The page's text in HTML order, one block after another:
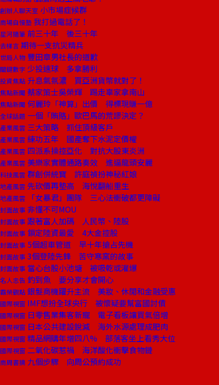
創辦人聊天室 小市場症候群
商場自慢塾 我打過電話了！
星河隨筆 前三十年 後三十年
去梯言 期待一支抗災精兵
世局人物 豐田章男社長的道歉
關鍵數字 少投速球 多拿勝利
投資焦點 升息氣氛濃 買亞洲貨幣就對了！
焦點新聞 蔡家策士吳榮輝 踢走辜家拿南山
焦點新聞 何麗玲「神算」出價 得標現賺一億
全球話題 一個「賄賂」歐巴馬的荒謬決定？
產業風雲 三大策略 抓住頂級客戶
產業風雲 練功五年 國產奪下水泥定價權
產業風雲 四派系操控亞化 對抗大股東炎洲
產業風雲 美樂家實體通路奏效 進逼龍頭安麗
科技風雲 群創併統寶 許庭禎扮神秘紅娘
地產風雲 先砍價再墊高 海悅翻船重生
地產風雲 「女暴君」團隊 三心法衝破都更障礙
封面故事 非懂不可MOU
封面故事 跟著富人加碼 人民幣、陸股
封面故事 鎖定陸資最愛 4大金控股
封面故事 5個超車管道 早十年搶占先機
封面故事 3個登陸先鋒 苦守寒窯的故事
封面故事 當心台股小池塘 被吸乾或灌爆
名人忠告 釣到魚 要分享才會開心
霸榮觀點 銀髮商機躍升主流 美妝、休閒和金融受惠
國際視窗 IMF想扮全球央行 被懷疑要幫富國討債
國際視窗 日零售業集客新寵 電子看板讓買氣倍增
國際視窗 日本公共建設銳減 海外水源處理成肥肉
國際視窗 精品網購年增四八% 部落客坐上看秀大位
國際視窗 二氧化碳惹禍 海洋酸化衝擊食物鏈
商周書摘 九個步驟 向周公預約成功